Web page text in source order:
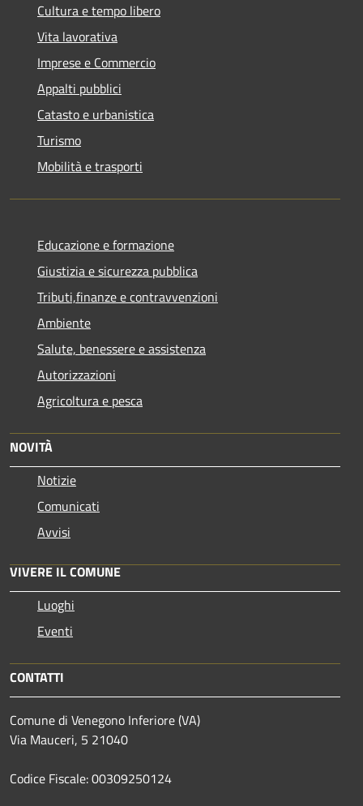
Cultura e tempo libero
Vita lavorativa
Imprese e Commercio
Appalti pubblici
Catasto e urbanistica
Turismo
Mobilità e trasporti
Educazione e formazione
Giustizia e sicurezza pubblica
Tributi,finanze e contravvenzioni
Ambiente
Salute, benessere e assistenza
Autorizzazioni
Agricoltura e pesca
NOVITÀ
Notizie
Comunicati
Avvisi
VIVERE IL COMUNE
Luoghi
Eventi
CONTATTI
Comune di Venegono Inferiore (VA)
Via Mauceri, 5 21040
Codice Fiscale: 00309250124